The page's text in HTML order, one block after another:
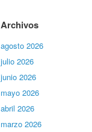
Archivos
agosto 2026
julio 2026
junio 2026
mayo 2026
abril 2026
marzo 2026